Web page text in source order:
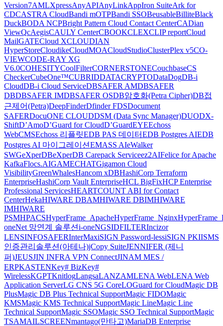
Version7AMLXpressAnyAPIAnyLinkAppIron SuiteArk for
CDCASTRA CloudBandi mOTPBandi SSOBeusableBilliteBlack
DuckBODA NCPBright Pattern Cloud Contact CenterCADian
ViewQcAegisCAULY CenterCBOOKCLEXCLIP reportCloud
MailGATECloud XCLOUDIAN
HyperStoreCloudikeCloudMOACloudStudioClusterPlex v5CO-
VIEWCODE-RAY XG
V6.0COHESITYCoolFilterCORNERSTONECouchbaseCS
CheckerCubeOne™CUBRIDDATACRYPTODataDogDB-i
CloudDB-i Cloud ServiceDBSAFER AMDBSAFER
DBDBSAFER IMDBSAFER OSDB암호화(Petra Cipher)DB접
근제어(Petra)DeepFinderDfinder FDSDocument
SAFERDocuONE CLOUDDSM (Data Sync Manager)DUODX-
ShiftD’AmoD’Guard for CloudD’GuardEYEEchoss
WebCMSEchoss 리플릿EDB PAS 데이터EDB Postgres AIEDB
Postgres AI 마이그레이션EMASS AIeWalker
SWGeXperDBeXperDB Carepack Serviceez2AIFelice for Apache
KafkaFlocs.AIGAMECHATGigamon Cloud
VisibilityGreenWhalesHancom xDBHashiCorp Terraform
EnterpriseHashiCorp Vault EnterpriseHCL BigFixHCP Enterprise
Professional ServicesHEARTCOUNT ABI for Contact
CenterHekaHIWARE DBAMHIWARE DBIMHIWARE
IMHIWARE
PSMHPACSHyperFrame_ApacheHyperFrame_Nginx
oneNet 망연계 솔루션i-oneNGSIDFILTERIncizor
LENSINFOSAFERInterMaxiSIGN Password-lessiSIGN PKIISMS
인증관리솔루션(아테나)jCopy SuiteJENNIFER (제니
퍼)JEUSJIN INFRA VPN ConnectJINAM MES /
ERPKASTENKey# BizKey#
WirelessKGPTKnitlogLangsaLANZAMLENA WebLENA Web
Application ServerLG CNS 5G CoreLOGuard for CloudMagic DB
PlusMagic DB Plus Technical SupportMagic FIDOMagic
KMSMagic KMS Technical SupportMagic LineMagic Line
Technical SupportMagic SSOMagic SSO Technical SupportMagic
TSAMAILSCREENmantago(만타고)MariaDB Enterprise